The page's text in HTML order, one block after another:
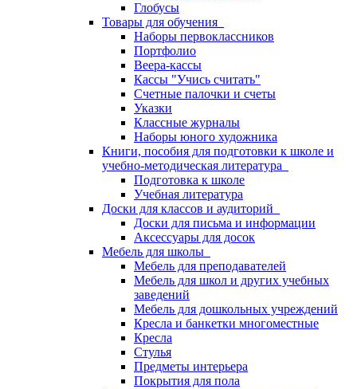
Глобусы
Товары для обучения
Наборы первоклассников
Портфолио
Веера-кассы
Кассы "Учись считать"
Счетные палочки и счеты
Указки
Классные журналы
Наборы юного художника
Книги, пособия для подготовки к школе и
учебно-методическая литература
Подготовка к школе
Учебная литература
Доски для классов и аудиторий
Доски для письма и информации
Аксессуары для досок
Мебель для школы
Мебель для преподавателей
Мебель для школ и других учебных
заведений
Мебель для дошкольных учреждений
Кресла и банкетки многоместные
Кресла
Стулья
Предметы интерьера
Покрытия для пола